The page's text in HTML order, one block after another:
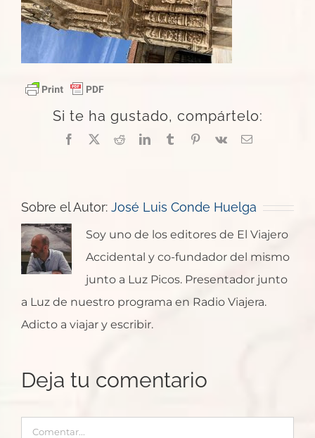
Si te ha gustado, compártelo:
Facebook
X RedditLinkedInTumblrPinterest
Vk
Correo
Sobre el Autor: José Luis Conde Huelga
Soy uno de los editores de El Viajero
Accidental y co-fundador del mismo
junto a Luz Picos. Presentador junto
a Luz de nuestro programa en Radio Viajera.
Adicto a viajar y escribir.
Deja tu comentario
Comentar